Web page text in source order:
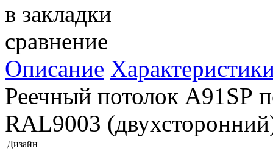
в закладки
сравнение
Описание
Реечный потолок A91SР
RAL9003
Дизайн